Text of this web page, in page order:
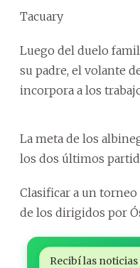
Tacuary
Luego del duelo
su padre, el volante
incorpora a los
La meta de los
los dos últimos
Clasificar a un
de los dirigidos por
Recibí las